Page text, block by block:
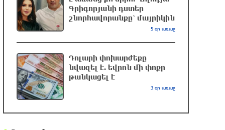
«Հայաստան» խմբակցությունը ևս
մասնակցելու է դատավարությանը՝ ի
աջակցություն Ամենայն Հայոց
կաթողիկոսի և սրբազանների. Աննա
Գրիգորյան
մեկ ժամ առաջ
Ադրբեջանը պատրաստ է
անհրաժեշտության դեպքում բնական
գազ մատակարարել Ուկրաինային․
Գրիգորյանի դստեր
շնորհավորանքը՝ մայրիկին
5 օր առաջ
Դոլարի փոխարժեքը
նվազել է. եվրոն մի փոքր
թանկացել է
3 օր առաջ